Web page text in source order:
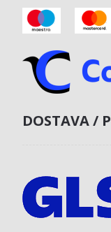
DOSTAVA /